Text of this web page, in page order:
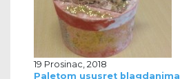
19 Prosinac, 2018
Paletom ususret blagdanima